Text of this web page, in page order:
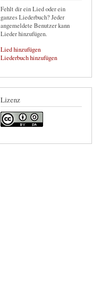
Fehlt dir ein Lied oder ein
ganzes Liederbuch? Jeder
angemeldete Benutzer kann
Lieder hinzufügen.
Lied hinzufügen
Liederbuch hinzufügen
Lizenz